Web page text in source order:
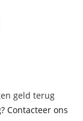
geld terug
Contacteer ons